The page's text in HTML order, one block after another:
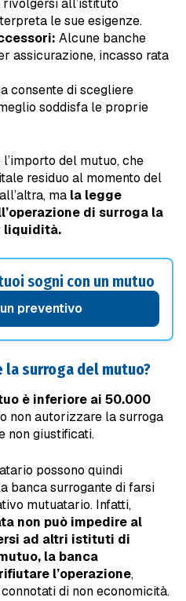
all’istituto
le sue esigenze.
Alcune banche
assicurazione, incasso rata
consente di scegliere
soddisfa le proprie
del mutuo, che
residuo al momento del
ma la legge
di surroga la
liquidità.
sogni con un mutuo
un preventivo
la surroga del mutuo?
è inferiore ai 50.000
non autorizzare la surroga
non giustificati.
possono quindi
banca surrogante di farsi
mutuatario. Infatti,
non può impedire al
ad altri istituti di
la banca
l’operazione,
di non economicità.